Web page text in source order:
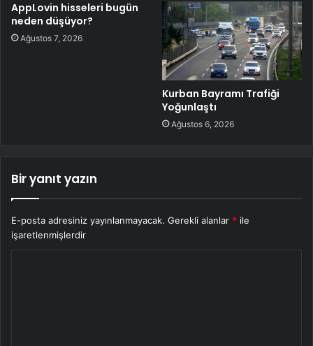
AppLovin hisseleri bugün
neden düşüyor?
Ağustos 7, 2026
Kurban Bayramı Trafiği
Yoğunlaştı
Ağustos 6, 2026
Bir yanıt yazın
E-posta adresiniz yayınlanmayacak. Gerekli alanlar * ile
işaretlenmişlerdir